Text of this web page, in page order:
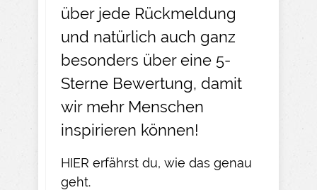
über jede Rückmeldung
und natürlich auch ganz
besonders über eine 5-
Sterne Bewertung, damit
wir mehr Menschen
inspirieren können!
HIER erfährst du, wie das genau
geht.​